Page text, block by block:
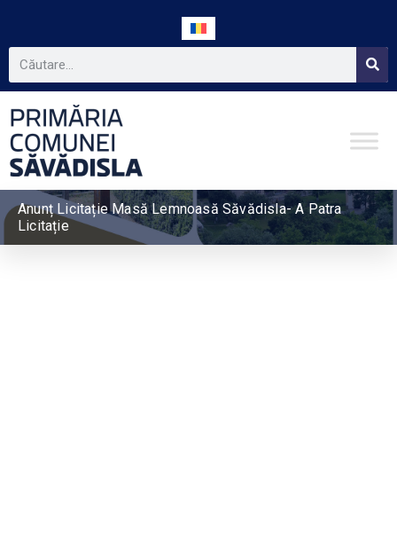
Anunț Licitație Masă Lemnoasă Săvădisla- A Patra
Licitație